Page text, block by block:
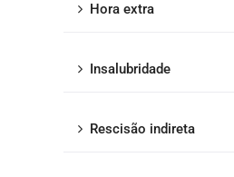
Hora extra
Insalubridade
Rescisão indireta